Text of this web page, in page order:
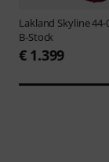
Lakland Skyline
B-Stock
€ 1.399